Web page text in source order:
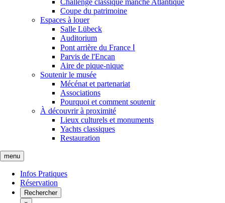
Challenge classique manche Atlantique
Coupe du patrimoine
Espaces à louer
Salle Lübeck
Auditorium
Pont arrière du France Ⅰ
Parvis de l'Encan
Aire de pique-nique
Soutenir le musée
Mécénat et partenariat
Associations
Pourquoi et comment soutenir
À découvrir à proximité
Lieux culturels et monuments
Yachts classiques
Restauration
menu
Infos Pratiques
Réservation
Rechercher